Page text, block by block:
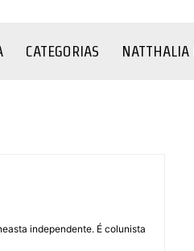
CATEGORIAS NATTHALIA
independente. É colunista